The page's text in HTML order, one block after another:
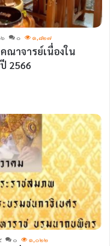
๐ ๑,๘๒๗
ณาจารย์เนื่องใน
2566
๐ ๑,๐๒๒